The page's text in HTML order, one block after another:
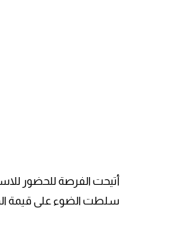
أتيحت الفرصة للحضور
سلطت الضوء على قيمة